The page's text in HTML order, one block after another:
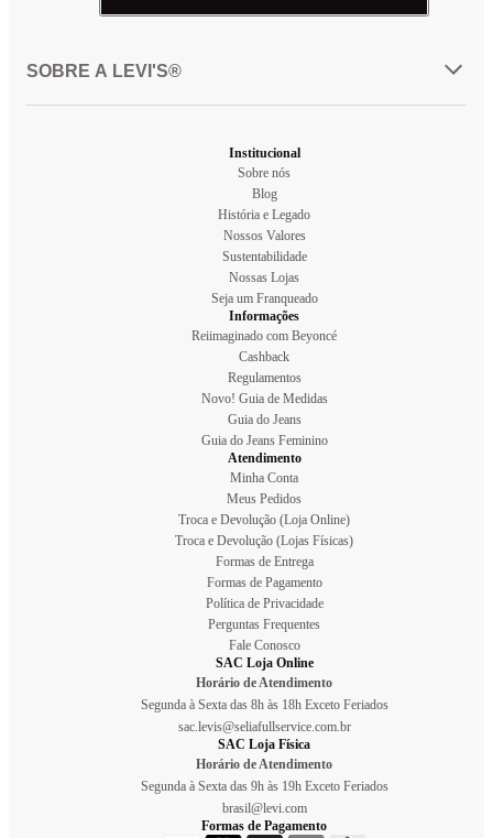
SOBRE A LEVI'S®
Institucional
Sobre nós
Blog
História e Legado
Nossos Valores
Sustentabilidade
Nossas Lojas
Seja um Franqueado
Informações
Reiimaginado com Beyoncé
Cashback
Regulamentos
Novo! Guia de Medidas
Guia do Jeans
Guia do Jeans Feminino
Atendimento
Minha Conta
Meus Pedidos
Troca e Devolução (Loja Online)
Troca e Devolução (Lojas Físicas)
Formas de Entrega
Formas de Pagamento
Política de Privacidade
Perguntas Frequentes
Fale Conosco
SAC Loja Online
Horário de Atendimento
Segunda à Sexta das 8h às 18h Exceto Feriados
sac.levis@seliafullservice.com.br
SAC Loja Física
Horário de Atendimento
Segunda à Sexta das 9h às 19h Exceto Feriados
brasil@levi.com
Formas de Pagamento